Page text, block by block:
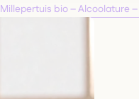
Millepertuis bio – Alcoolature